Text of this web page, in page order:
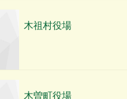
木祖村役場
木曽町役場